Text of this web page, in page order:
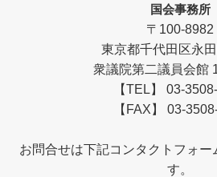
国会事務所
〒100-8982
東京都千代田区永
衆議院第二議員会館
【TEL】 03-
【FAX】 03-
お問合せは下記コンタクトフォー
す。